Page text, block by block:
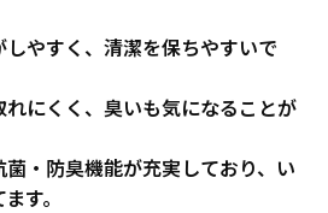
やすく、清潔を保ちやすいで
にくく、臭いも気になることが
・防臭機能が充実しており、い
す。